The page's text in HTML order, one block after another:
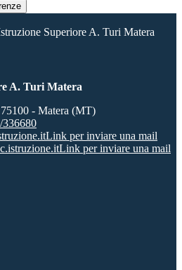
Superiore A. Turi Matera
A. Turi Matera
- Matera (MT)
336680
Link per inviare una mail
Link per inviare una mail